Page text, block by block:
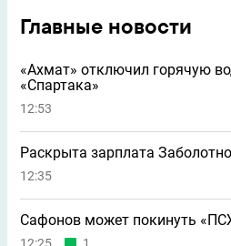
Главные новости
«Ахмат» отключил горячую
«Спартака»
12:53
Раскрыта зарплата
12:35
Сафонов может покинуть